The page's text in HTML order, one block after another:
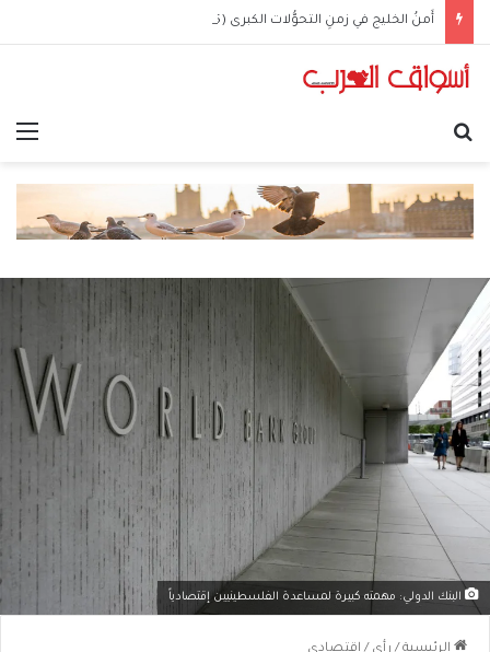
أَمنُ الخليج في زمنِ التحوُّلات الكبرى (5 من 5)
البنك الدولي: مهمته كبيرة لمساعدة الفلسطينيين إقتصادياً
الرئيسية / رأي / اقتصادي